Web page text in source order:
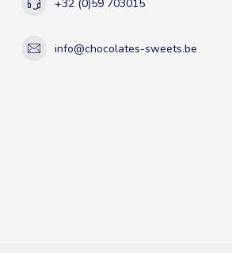
+32 (0)59 703015
info@chocolates-sweets.be